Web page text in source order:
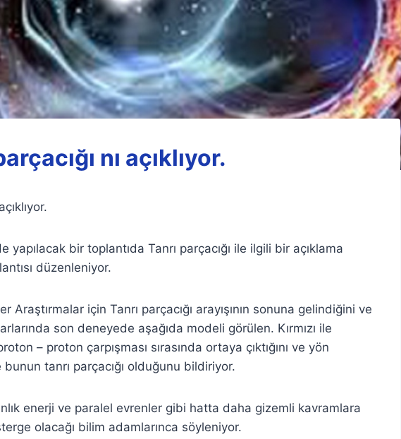
nı açıklıyor.
yapılacak bir toplantıda Tanrı parçacığı ile ilgili bir açıklama
düzenleniyor.
Araştırmalar için Tanrı parçacığı arayışının sonuna gelindiğini ve
son deneyede aşağıda modeli görülen. Kırmızı ile
– proton çarpışması sırasında ortaya çıktığını ve yön
tanrı parçacığı olduğunu bildiriyor.
enerji ve paralel evrenler gibi hatta daha gizemli kavramlara
olacağı bilim adamlarınca söyleniyor.